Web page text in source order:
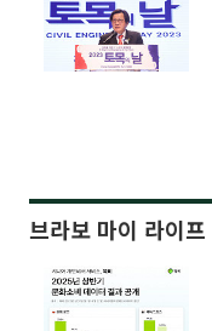
브라보 마이 라이프